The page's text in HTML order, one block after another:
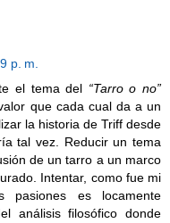
p. m.
el tema del “Tarro o no”
que cada cual da a un
la historia de Triff desde
tal vez. Reducir un tema
de un tarro a un marco
Intentar, como fue mi
pasiones es locamente
análisis filosófico donde